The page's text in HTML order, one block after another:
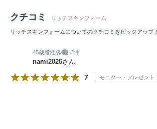
クチコミ リッチスキンフォーム
リッチスキンフォームについてのクチコミをピックアップ！
45歳脂性肌 3件
nami2026さん
7 モニター・プレゼント